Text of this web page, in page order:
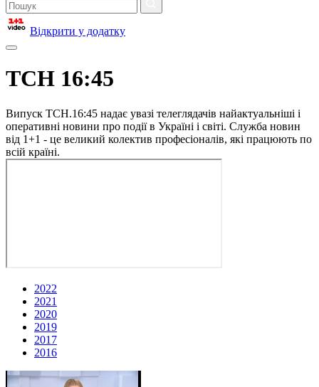
Відкрити у додатку
ТСН 16:45
Випуск ТСН.16:45 надає увазі телеглядачів найактуальніші і
оперативні новини про події в Україні і світі. Служба новин
від 1+1 - це великий колектив професіоналів, які працюють по
всій країні.
2022
2021
2020
2019
2017
2016